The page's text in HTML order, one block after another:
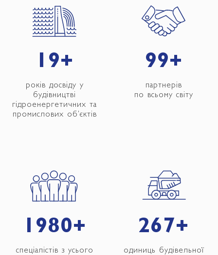
20+
років досвіду у
будівництві
гідроенергетичних та
промислових об’єктів
100+
партнерів
по всьому світу
2000+
спеціалістів з усього
270+
одиниць будівельної